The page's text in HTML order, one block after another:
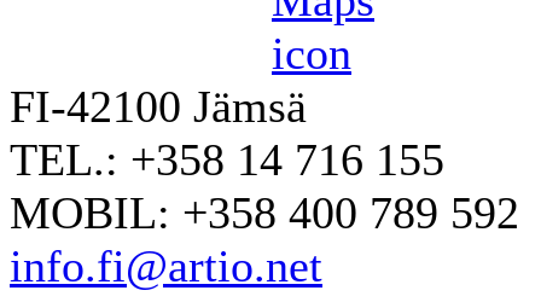
FI-42100 Jämsä
TEL.: +358 14 716 155
MOBIL: +358 400 789 592
info.fi@artio.net